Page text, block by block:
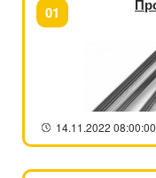
01
14.11.2022 08:00:00